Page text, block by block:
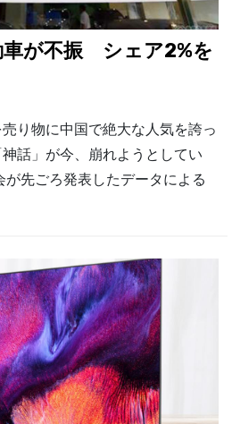
車が不振 シェア2%を
り物に中国で絶大な人気を誇っ
話」が今、崩れようとしてい
先ごろ発表したデータによる